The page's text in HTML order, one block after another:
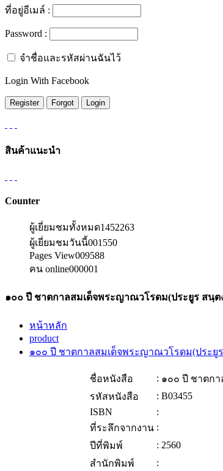
ที่อยู่อีเมล์ :
Password :
จำชื่อและรหัสผ่านฉันไว้
Login With Facebook
สินค้าแนะนำ
Counter
ผู้เยี่ยมชมทั้งหมด1452263
ผู้เยี่ยมชมวันนี้001550
Pages View009588
คน online000001
๑๐๐ ปี ชาตกาลสมเด็จพระญาณวโรดม(ประยูร สนฺต
หน้าหลัก
product
๑๐๐ ปี ชาตกาลสมเด็จพระญาณวโรดม(ประยู
ชื่อหนังสือ : ๑๐๐ ปี ชาตก
รหัสหนังสือ
: B03455
ISBN
:
ที่ระลึกจากงาน :
ปีที่พิมพ์
: 2560
สำนักพิมพ์
: